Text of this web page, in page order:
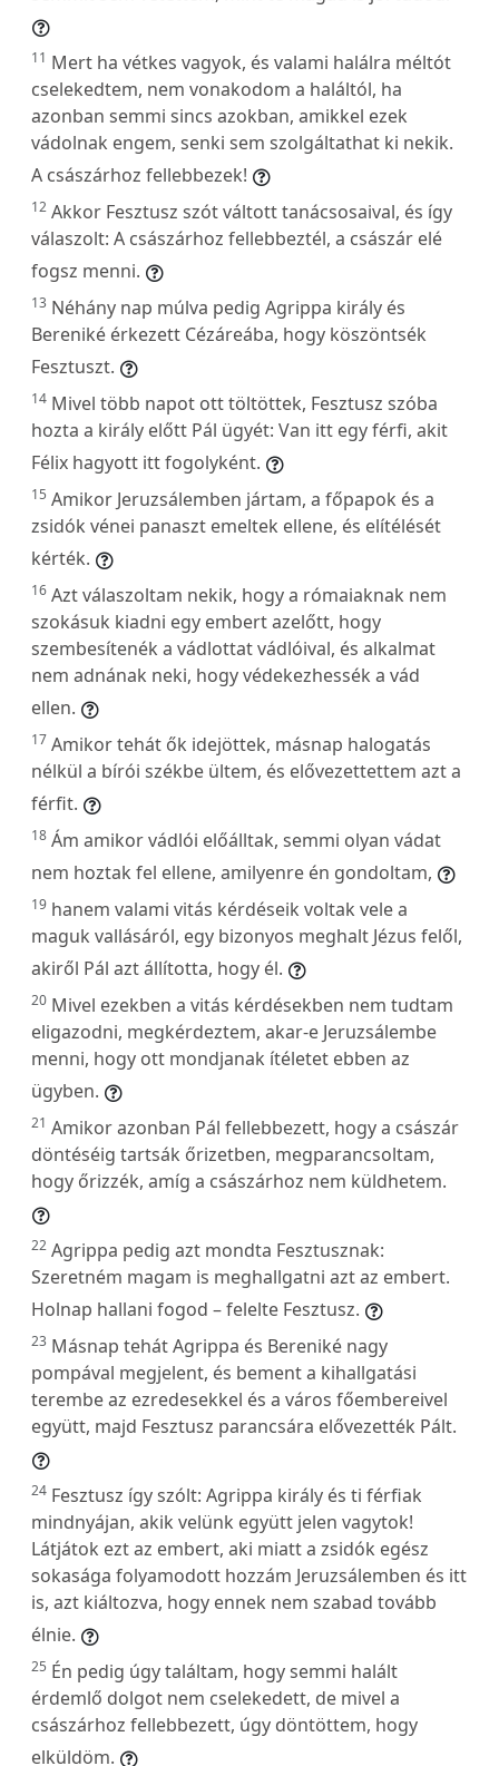
11 Mert ha vétkes vagyok, és valami halálra méltót
cselekedtem, nem vonakodom a haláltól, ha
azonban semmi sincs azokban, amikkel ezek
vádolnak engem, senki sem szolgáltathat ki nekik.
A császárhoz fellebbezek!
12 Akkor Fesztusz szót váltott tanácsosaival, és így
válaszolt: A császárhoz fellebbeztél, a császár elé
fogsz menni.
13 Néhány nap múlva pedig Agrippa király és
Bereniké érkezett Cézáreába, hogy köszöntsék
Fesztuszt.
14 Mivel több napot ott töltöttek, Fesztusz szóba
hozta a király előtt Pál ügyét: Van itt egy férfi, akit
Félix hagyott itt fogolyként.
15 Amikor Jeruzsálemben jártam, a főpapok és a
zsidók vénei panaszt emeltek ellene, és elítélését
kérték.
16 Azt válaszoltam nekik, hogy a rómaiaknak nem
szokásuk kiadni egy embert azelőtt, hogy
szembesítenék a vádlottat vádlóival, és alkalmat
nem adnának neki, hogy védekezhessék a vád
ellen.
17 Amikor tehát ők idejöttek, másnap halogatás
nélkül a bírói székbe ültem, és elővezettettem azt a
férfit.
18 Ám amikor vádlói előálltak, semmi olyan vádat
nem hoztak fel ellene, amilyenre én gondoltam,
19 hanem valami vitás kérdéseik voltak vele a
maguk vallásáról, egy bizonyos meghalt Jézus felől,
akiről Pál azt állította, hogy él.
20 Mivel ezekben a vitás kérdésekben nem tudtam
eligazodni, megkérdeztem, akar-e Jeruzsálembe
menni, hogy ott mondjanak ítéletet ebben az
ügyben.
21 Amikor azonban Pál fellebbezett, hogy a császár
döntéséig tartsák őrizetben, megparancsoltam,
hogy őrizzék, amíg a császárhoz nem küldhetem.
22 Agrippa pedig azt mondta Fesztusznak:
Szeretném magam is meghallgatni azt az embert.
Holnap hallani fogod – felelte Fesztusz.
23 Másnap tehát Agrippa és Bereniké nagy
pompával megjelent, és bement a kihallgatási
terembe az ezredesekkel és a város főembereivel
együtt, majd Fesztusz parancsára elővezették Pált.
24 Fesztusz így szólt: Agrippa király és ti férfiak
mindnyájan, akik velünk együtt jelen vagytok!
Látjátok ezt az embert, aki miatt a zsidók egész
sokasága folyamodott hozzám Jeruzsálemben és itt
is, azt kiáltozva, hogy ennek nem szabad tovább
élnie.
25 Én pedig úgy találtam, hogy semmi halált
érdemlő dolgot nem cselekedett, de mivel a
császárhoz fellebbezett, úgy döntöttem, hogy
elküldöm.